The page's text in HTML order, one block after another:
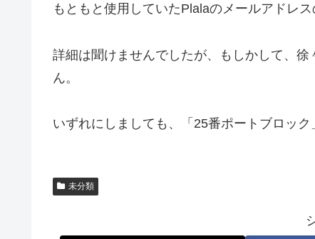
もともと使用していたPlalaのメールアドレ
詳細は聞けませんでしたが、もしかして、
ん。
いずれにしましても、「25番ポートブロッ
未分類